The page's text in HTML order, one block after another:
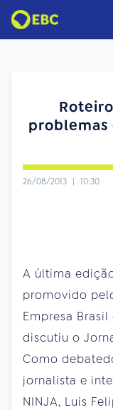
problemas
26/08/2013 | 10:30
A última
promovido
Empresa
discutiu o
Como
jornalista e
NINJA, Luis